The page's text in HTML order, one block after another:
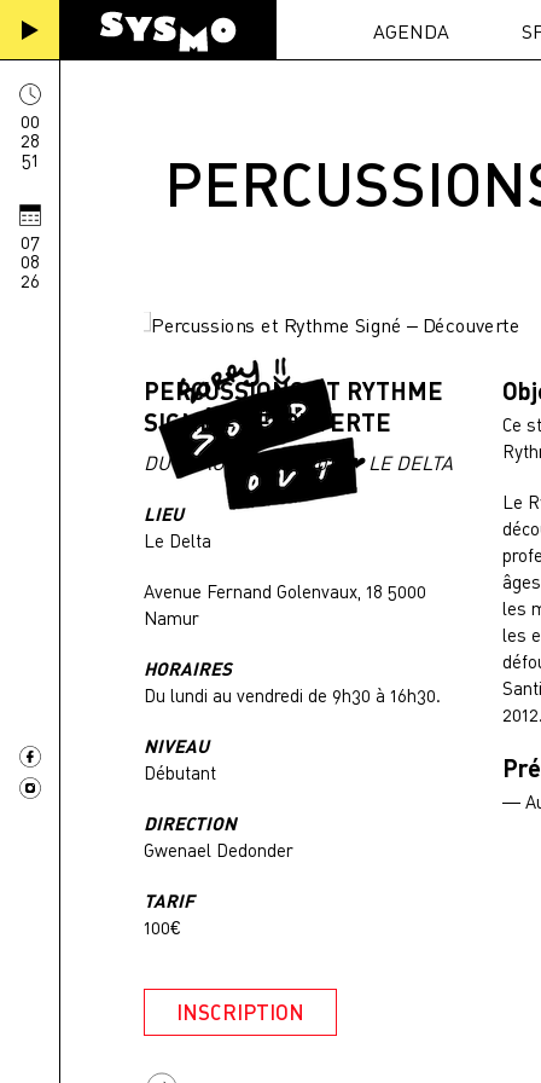
AGENDA
00
28
52
07
08
26
PERCUSSIONS ET RYTHME
SIGNÉ – DÉCOUVERTE
DU 23 AU 27 AOUT 2021 ❤ LE DELTA
LIEU
Le Delta
Avenue Fernand Golenvaux, 18 5000
Namur
HORAIRES
Du lundi au vendredi de 9h30 à 16h30.
NIVEAU
Débutant
DIRECTION
Gwenael Dedonder
TARIF
100€
INSCRIPTION
Ce
Le
les
les
—